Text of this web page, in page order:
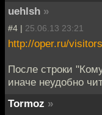
uehlsh »
#4 | 25.06.13 23:21
http://oper.ru/
После строки
иначе неудобно
Tormoz »